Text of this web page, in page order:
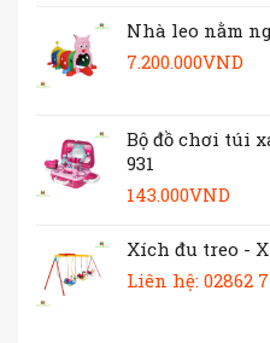
Nhà leo nằm
7.200.000VND
Bộ đồ chơi túi
931
143.000VND
Xích đu treo -
Liên hệ: 02862